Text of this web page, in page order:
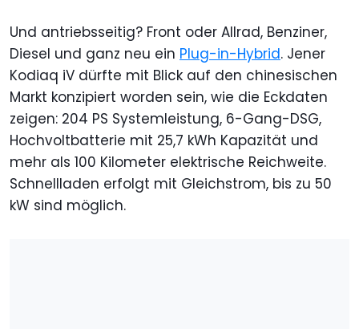
Und antriebsseitig? Front oder Allrad, Benziner,
Diesel und ganz neu ein Plug-in-Hybrid. Jener
Kodiaq iV dürfte mit Blick auf den chinesischen
Markt konzipiert worden sein, wie die Eckdaten
zeigen: 204 PS Systemleistung, 6-Gang-DSG,
Hochvoltbatterie mit 25,7 kWh Kapazität und
mehr als 100 Kilometer elektrische Reichweite.
Schnellladen erfolgt mit Gleichstrom, bis zu 50
kW sind möglich.